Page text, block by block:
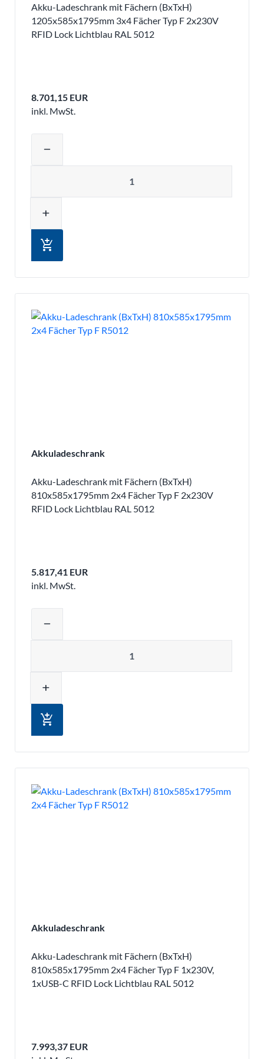
Akku-Ladeschrank mit Fächern (BxTxH)
1205x585x1795mm 3x4 Fächer Typ F 2x230V
RFID Lock Lichtblau RAL 5012
8.701,15 EUR
inkl. MwSt.
remove
add
add_shopping_cart
Akkuladeschrank
Akku-Ladeschrank mit Fächern (BxTxH)
810x585x1795mm 2x4 Fächer Typ F 2x230V
RFID Lock Lichtblau RAL 5012
5.817,41 EUR
inkl. MwSt.
remove
add
add_shopping_cart
Akkuladeschrank
Akku-Ladeschrank mit Fächern (BxTxH)
810x585x1795mm 2x4 Fächer Typ F 1x230V,
1xUSB-C RFID Lock Lichtblau RAL 5012
7.993,37 EUR